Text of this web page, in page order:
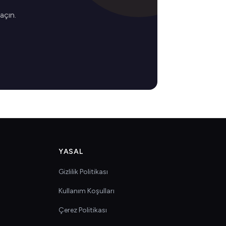
YASAL
Gizlilik Politikası
Kullanım Koşulları
Çerez Politikası